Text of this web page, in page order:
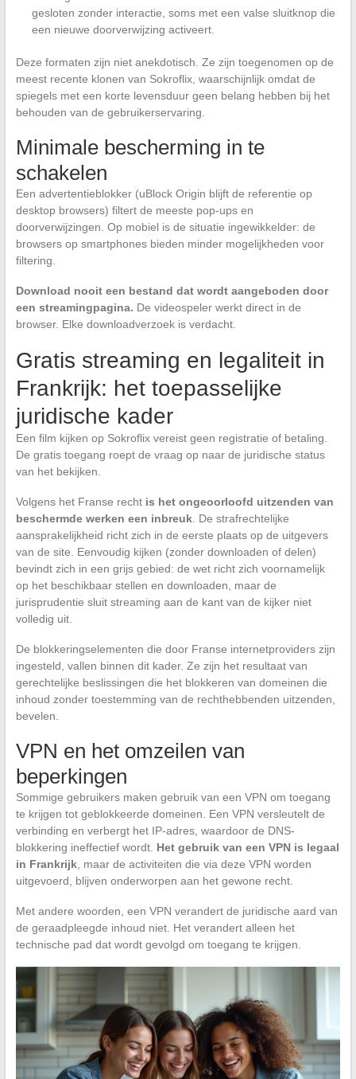
gesloten zonder interactie, soms met een valse sluitknop die
een nieuwe doorverwijzing activeert.
Deze formaten zijn niet anekdotisch. Ze zijn toegenomen op de
meest recente klonen van Sokroflix, waarschijnlijk omdat de
spiegels met een korte levensduur geen belang hebben bij het
behouden van de gebruikerservaring.
Minimale bescherming in te
schakelen
Een advertentieblokker (uBlock Origin blijft de referentie op
desktop browsers) filtert de meeste pop-ups en
doorverwijzingen. Op mobiel is de situatie ingewikkelder: de
browsers op smartphones bieden minder mogelijkheden voor
filtering.
Download nooit een bestand dat wordt aangeboden door
een streamingpagina. De videospeler werkt direct in de
browser. Elke downloadverzoek is verdacht.
Gratis streaming en legaliteit in
Frankrijk: het toepasselijke
juridische kader
Een film kijken op Sokroflix vereist geen registratie of betaling.
De gratis toegang roept de vraag op naar de juridische status
van het bekijken.
Volgens het Franse recht is het ongeoorloofd uitzenden van
beschermde werken een inbreuk. De strafrechtelijke
aansprakelijkheid richt zich in de eerste plaats op de uitgevers
van de site. Eenvoudig kijken (zonder downloaden of delen)
bevindt zich in een grijs gebied: de wet richt zich voornamelijk
op het beschikbaar stellen en downloaden, maar de
jurisprudentie sluit streaming aan de kant van de kijker niet
volledig uit.
De blokkeringselementen die door Franse internetproviders zijn
ingesteld, vallen binnen dit kader. Ze zijn het resultaat van
gerechtelijke beslissingen die het blokkeren van domeinen die
inhoud zonder toestemming van de rechthebbenden uitzenden,
bevelen.
VPN en het omzeilen van
beperkingen
Sommige gebruikers maken gebruik van een VPN om toegang
te krijgen tot geblokkeerde domeinen. Een VPN versleutelt de
verbinding en verbergt het IP-adres, waardoor de DNS-
blokkering ineffectief wordt. Het gebruik van een VPN is legaal
in Frankrijk, maar de activiteiten die via deze VPN worden
uitgevoerd, blijven onderworpen aan het gewone recht.
Met andere woorden, een VPN verandert de juridische aard van
de geraadpleegde inhoud niet. Het verandert alleen het
technische pad dat wordt gevolgd om toegang te krijgen.